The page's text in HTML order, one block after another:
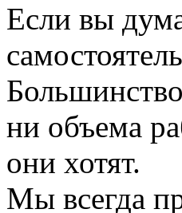
Если вы
ни объема
они хотят.
Мы всегда